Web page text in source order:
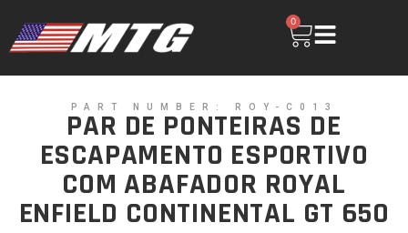
0
PART NUMBER: ROY-C013
PAR DE PONTEIRAS DE
ESCAPAMENTO ESPORTIVO
COM ABAFADOR ROYAL
ENFIELD CONTINENTAL GT 650